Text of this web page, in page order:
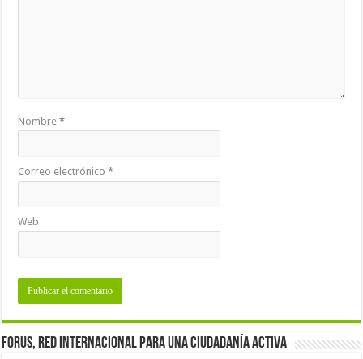
Nombre*
Correo electrónico*
Web
Forus, red internacional para una ciudadanía activa